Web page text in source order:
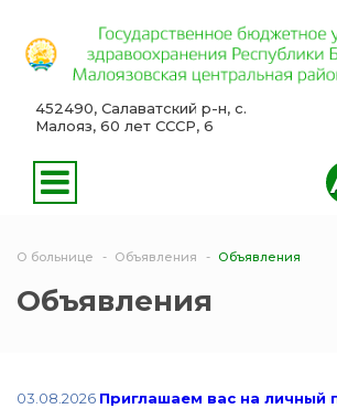
452490, Салаватский р-н, с.
Малояз, 60 лет СССР, 6
О больнице Объявления Объявления
Объявления
03.08.2026 Приглашаем вас на личный